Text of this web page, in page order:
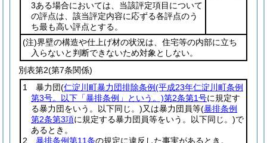
3ある場合においては、当該評定項目について
の評点は、該当評定内容に応ずる各評点のう
ち最も高い評点とする。
(注)界壁の構造や仕上げ材の状況は、住宅等の内部に立ち
入らないと判断できないため対象としない。
別表第2(第7条関係)
1 暴力団(仁淀川町暴力団排除条例(平成23年仁淀川町条例
第3号。以下「暴排条例」という。)第2条第1号に規定す
る暴力団をいう。以下同じ。)又は暴力団員等(暴排条例
第2条第3項に規定する暴力団員等をいう。以下同じ。)で
あるとき。
2 暴排条例第11条の規定に違反した事実があるとき。